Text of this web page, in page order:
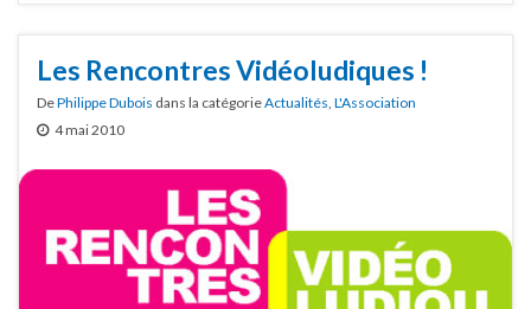
Les Rencontres Vidéoludiques !
DePhilippe Dubois dans la catégorieActualités, L'Association
4 mai 2010